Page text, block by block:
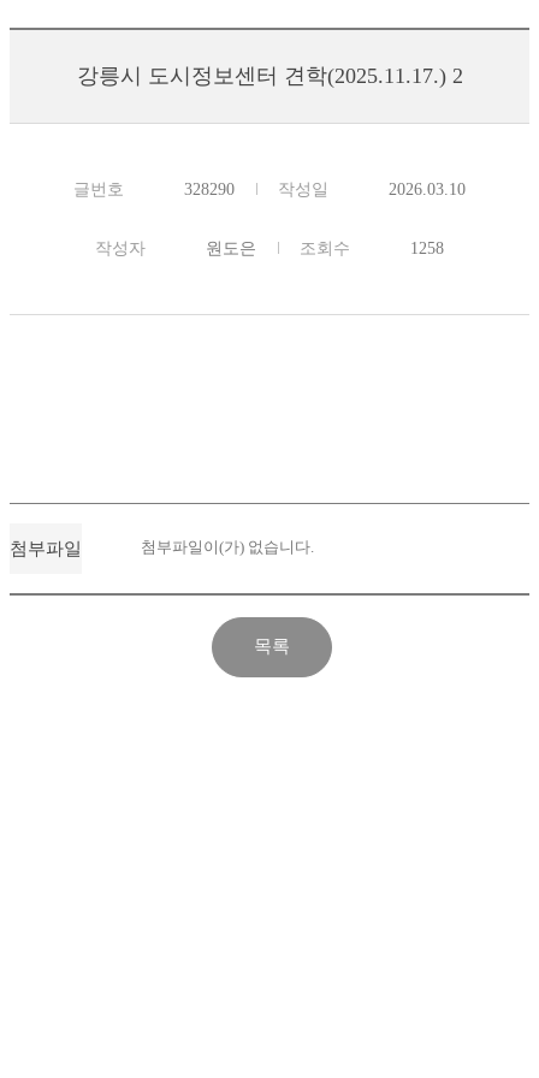
강릉시 도시정보센터 견학(2025.11.17.) 2
글번호 328290 작성일 2026.03.10
작성자 원도은 조회수 1258
첨부파일 첨부파일이(가) 없습니다.